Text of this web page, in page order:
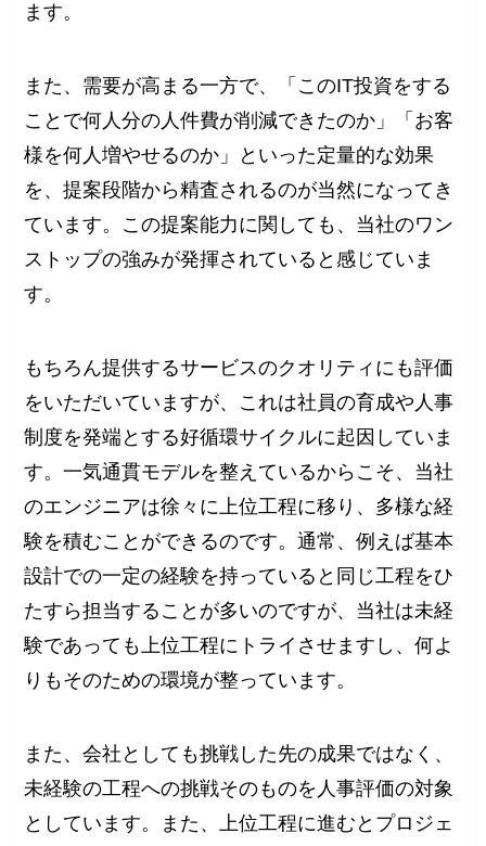
ます。
また、需要が高まる一方で、「このIT投資をする
ことで何人分の人件費が削減できたのか」「お客
様を何人増やせるのか」といった定量的な効果
を、提案段階から精査されるのが当然になってき
ています。この提案能力に関しても、当社のワン
ストップの強みが発揮されていると感じていま
す。
もちろん提供するサービスのクオリティにも評価
をいただいていますが、これは社員の育成や人事
制度を発端とする好循環サイクルに起因していま
す。一気通貫モデルを整えているからこそ、当社
のエンジニアは徐々に上位工程に移り、多様な経
験を積むことができるのです。通常、例えば基本
設計での一定の経験を持っていると同じ工程をひ
たすら担当することが多いのですが、当社は未経
験であっても上位工程にトライさせますし、何よ
りもそのための環境が整っています。
また、会社としても挑戦した先の成果ではなく、
未経験の工程への挑戦そのものを人事評価の対象
としています。また、上位工程に進むとプロジェ